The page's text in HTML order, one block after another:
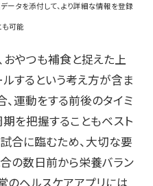
ータを添付して、より詳細な情報を登録
も可能
やつも補食と捉えた上
するという考え方が含ま
、運動をする前後のタイミ
を把握することもベスト
合に臨むため、大切な要
の数日前から栄養バラン